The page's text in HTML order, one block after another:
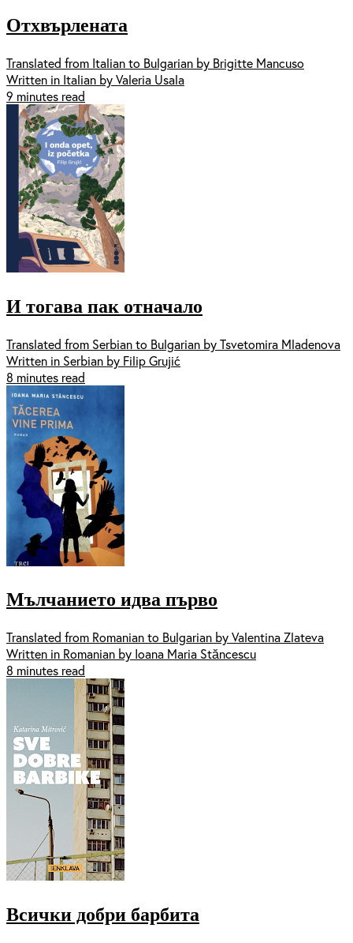
Отхвърлената
Translated from Italian to Bulgarian by Brigitte Mancuso
Written in Italian by Valeria Usala
9 minutes read
И тогава пак отначало
Translated from Serbian to Bulgarian by Tsvetomira Mladenova
Written in Serbian by Filip Grujić
8 minutes read
Мълчанието идва първо
Translated from Romanian to Bulgarian by Valentina Zlateva
Written in Romanian by Ioana Maria Stăncescu
8 minutes read
Всички добри барбита